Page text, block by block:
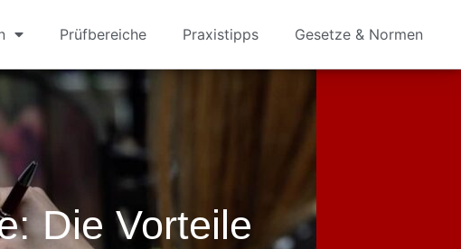
Prüfbereiche Praxistipps Gesetze & Normen
Die Vorteile